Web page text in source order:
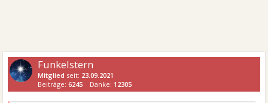
Funkelstern
Mitglied seit: 23.09.2021
Beiträge:6245 Danke: 12305